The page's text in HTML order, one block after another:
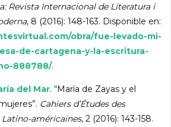
Revista Internacional de Literatura i
, 8 (2016): 148-163. Disponible en:
obra/fue-levado-mi-
de-cartagena-y-la-escritura-
888788/.
del Mar. “María de Zayas y el
Cahiers d’Études des
américaines, 2 (2016): 143-158.